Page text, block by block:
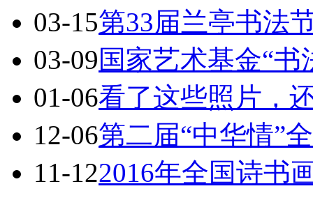
03-15第33届兰亭书法
03-09国家艺术基金“
01-06看了这些照片，
12-06第二届“中华情”
11-122016年全国诗书